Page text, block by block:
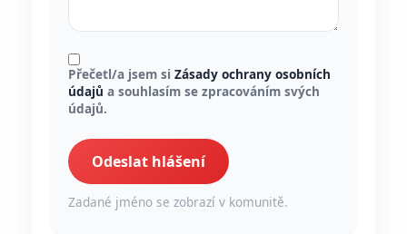
Přečetl/a jsem si Zásady ochrany osobních
údajů a souhlasím se zpracováním svých
údajů.
Odeslat hlášení
Zadané jméno se zobrazí v komunitě.